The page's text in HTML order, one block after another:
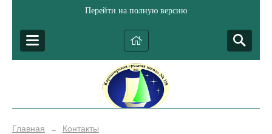
Перейти на полную версию
Главная → Контакты